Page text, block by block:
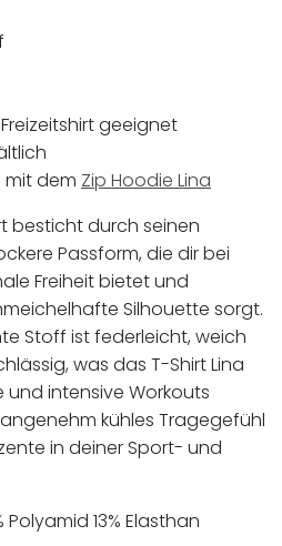
geeignet
mit dem Zip Hoodie Lina
besticht durch seinen
Passform, die dir bei
Freiheit bietet und
Silhouette sorgt.
Stoff ist federleicht, weich
was das T-Shirt Lina
intensive Workouts
kühles Tragegefühl
in deiner Sport- und
Polyamid 13% Elasthan